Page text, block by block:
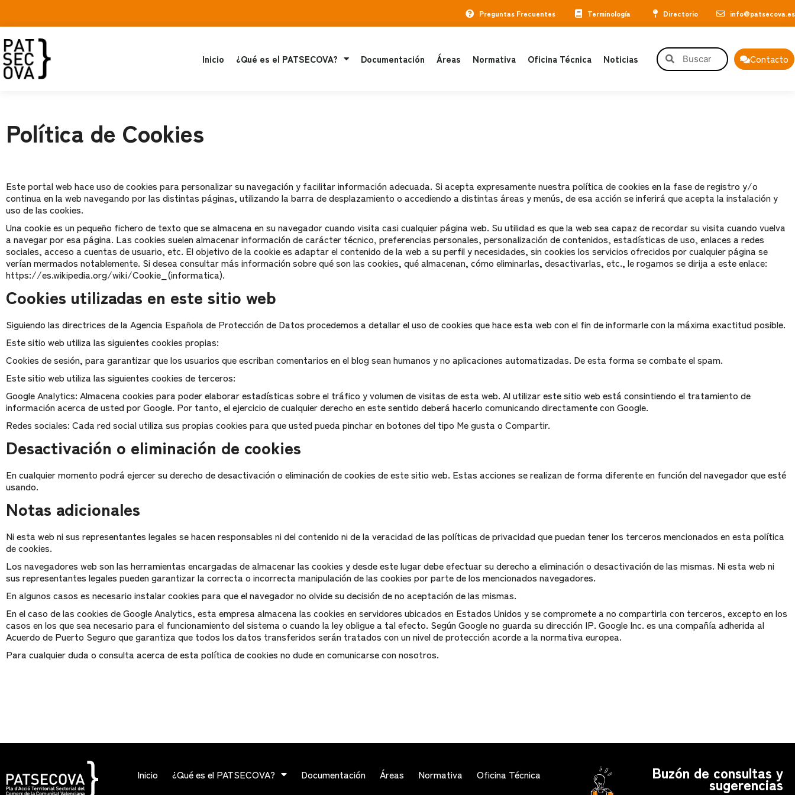
Preguntas Frecuentes Terminología Directorio info@patsecova.es
Inicio ¿Qué es el PATSECOVA? Documentación Áreas Normativa Oficina Técnica Noticias Contacto
Política de Cookies
Este portal web hace uso de cookies para personalizar su navegación y facilitar información adecuada. Si acepta expresamente nuestra política de cookies en la fase de registro y/o
continua en la web navegando por las distintas páginas, utilizando la barra de desplazamiento o accediendo a distintas áreas y menús, de esa acción se inferirá que acepta la instalación y
uso de las cookies.
Una cookie es un pequeño fichero de texto que se almacena en su navegador cuando visita casi cualquier página web. Su utilidad es que la web sea capaz de recordar su visita cuando vuelva
a navegar por esa página. Las cookies suelen almacenar información de carácter técnico, preferencias personales, personalización de contenidos, estadísticas de uso, enlaces a redes
sociales, acceso a cuentas de usuario, etc. El objetivo de la cookie es adaptar el contenido de la web a su perfil y necesidades, sin cookies los servicios ofrecidos por cualquier página se
verían mermados notablemente. Si desea consultar más información sobre qué son las cookies, qué almacenan, cómo eliminarlas, desactivarlas, etc., le rogamos se dirija a este enlace:
https://es.wikipedia.org/wiki/Cookie_(informatica).
Cookies utilizadas en este sitio web
Siguiendo las directrices de la Agencia Española de Protección de Datos procedemos a detallar el uso de cookies que hace esta web con el fin de informarle con la máxima exactitud posible.
Este sitio web utiliza las siguientes cookies propias:
Cookies de sesión, para garantizar que los usuarios que escriban comentarios en el blog sean humanos y no aplicaciones automatizadas. De esta forma se combate el spam.
Este sitio web utiliza las siguientes cookies de terceros:
Google Analytics: Almacena cookies para poder elaborar estadísticas sobre el tráfico y volumen de visitas de esta web. Al utilizar este sitio web está consintiendo el tratamiento de
información acerca de usted por Google. Por tanto, el ejercicio de cualquier derecho en este sentido deberá hacerlo comunicando directamente con Google.
Redes sociales: Cada red social utiliza sus propias cookies para que usted pueda pinchar en botones del tipo Me gusta o Compartir.
Desactivación o eliminación de cookies
En cualquier momento podrá ejercer su derecho de desactivación o eliminación de cookies de este sitio web. Estas acciones se realizan de forma diferente en función del navegador que esté
usando.
Notas adicionales
Ni esta web ni sus representantes legales se hacen responsables ni del contenido ni de la veracidad de las políticas de privacidad que puedan tener los terceros mencionados en esta política
de cookies.
Los navegadores web son las herramientas encargadas de almacenar las cookies y desde este lugar debe efectuar su derecho a eliminación o desactivación de las mismas. Ni esta web ni
sus representantes legales pueden garantizar la correcta o incorrecta manipulación de las cookies por parte de los mencionados navegadores.
En algunos casos es necesario instalar cookies para que el navegador no olvide su decisión de no aceptación de las mismas.
En el caso de las cookies de Google Analytics, esta empresa almacena las cookies en servidores ubicados en Estados Unidos y se compromete a no compartirla con terceros, excepto en los
casos en los que sea necesario para el funcionamiento del sistema o cuando la ley obligue a tal efecto. Según Google no guarda su dirección IP. Google Inc. es una compañía adherida al
Acuerdo de Puerto Seguro que garantiza que todos los datos transferidos serán tratados con un nivel de protección acorde a la normativa europea.
Para cualquier duda o consulta acerca de esta política de cookies no dude en comunicarse con nosotros.
Inicio ¿Qué es el PATSECOVA? Documentación Áreas Normativa
Oficina Técnica
Buzón de consultas y
sugerencias